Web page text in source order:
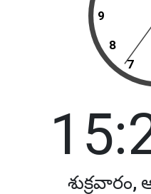
9
8
7
శుక్రవారం,